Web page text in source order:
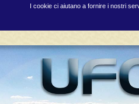
I cookie ci aiutano a fornire i nostri